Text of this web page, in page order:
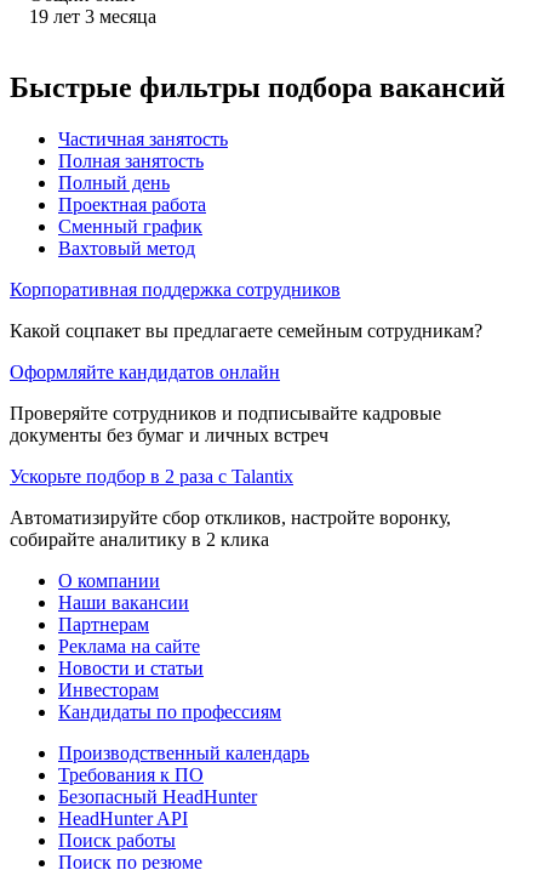
19 лет 3 месяца
Быстрые фильтры подбора вакансий
Частичная занятость
Полная занятость
Полный день
Проектная работа
Сменный график
Вахтовый метод
Корпоративная поддержка сотрудников
Какой соцпакет вы предлагаете семейным сотрудникам?
Оформляйте кандидатов онлайн
Проверяйте сотрудников и подписывайте кадровые
документы без бумаг и личных встреч
Ускорьте подбор в 2 раза с Talantix
Автоматизируйте сбор откликов, настройте воронку,
собирайте аналитику в 2 клика
О компании
Наши вакансии
Партнерам
Реклама на сайте
Новости и статьи
Инвесторам
Кандидаты по профессиям
Производственный календарь
Требования к ПО
Безопасный HeadHunter
HeadHunter API
Поиск работы
Поиск по резюме